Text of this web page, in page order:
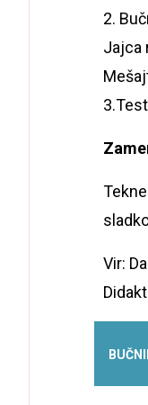
2.
Jajca
Vir:
BUČNI